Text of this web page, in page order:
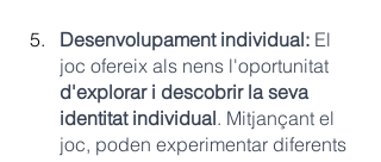
Desenvolupament individual: El
joc ofereix als nens l'oportunitat
d'explorar i descobrir la seva
identitat individual. Mitjançant el
joc, poden experimentar diferents